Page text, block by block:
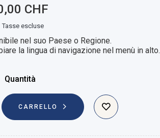
CHF
Tasse escluse
nel suo Paese o Regione.
la lingua di navigazione nel menù in alto.
Quantità
CARRELLO